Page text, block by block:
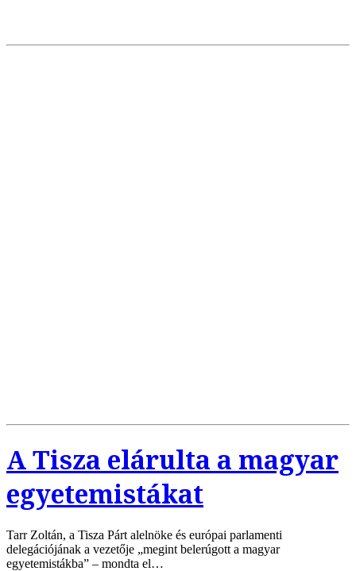
A Tisza elárulta a magyar
egyetemistákat
Tarr Zoltán, a Tisza Párt alelnöke és európai parlamenti
delegációjának a vezetője „megint belerúgott a magyar
egyetemistákba” – mondta el…